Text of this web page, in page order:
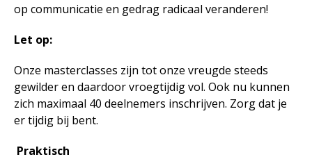
op communicatie en gedrag radicaal veranderen!
Let op:
Onze masterclasses zijn tot onze vreugde steeds
gewilder en daardoor vroegtijdig vol. Ook nu kunnen
zich maximaal 40 deelnemers inschrijven. Zorg dat je
er tijdig bij bent.
Praktisch